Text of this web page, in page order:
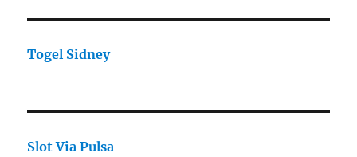
Togel Sidney
Slot Via Pulsa